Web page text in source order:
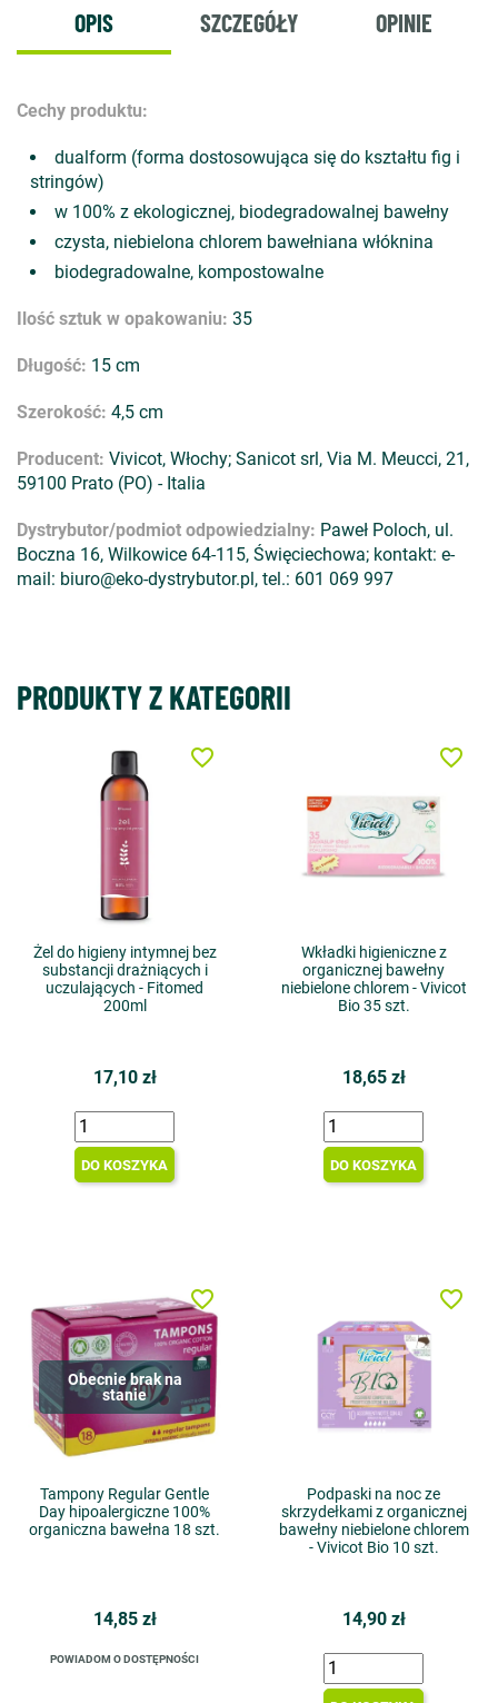
OPIS SZCZEGÓŁY OPINIE
Cechy produktu:
dualform (forma dostosowująca się do kształtu fig i
stringów)
w 100% z ekologicznej, biodegradowalnej bawełny
czysta, niebielona chlorem bawełniana włóknina
biodegradowalne, kompostowalne
Ilość sztuk w opakowaniu: 35
Długość: 15 cm
Szerokość: 4,5 cm
Producent: Vivicot, Włochy; Sanicot srl, Via M. Meucci, 21,
59100 Prato (PO) - Italia
Dystrybutor/podmiot odpowiedzialny: Paweł Poloch, ul.
Boczna 16, Wilkowice 64-115, Święciechowa; kontakt: e-
mail: biuro@eko-dystrybutor.pl, tel.: 601 069 997
PRODUKTY Z KATEGORII
Żel do higieny intymnej bez
substancji drażniących i
uczulających - Fitomed
200ml
17,10 zł
DO KOSZYKA
favorite_border
Wkładki higieniczne z
organicznej bawełny
niebielone chlorem - Vivicot
Bio 35 szt.
18,65 zł
DO KOSZYKA
favorite_border
Obecnie brak na
stanie
Tampony Regular Gentle
Day hipoalergiczne 100%
organiczna bawełna 18 szt.
14,85 zł
POWIADOM O DOSTĘPNOŚCI
favorite_border
Podpaski na noc ze
skrzydełkami z organicznej
bawełny niebielone chlorem
- Vivicot Bio 10 szt.
14,90 zł
favorite_border